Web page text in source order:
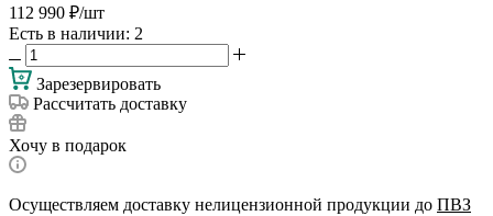
112 990 ₽/шт
Есть в наличии: 2
Зарезервировать
Рассчитать доставку
Хочу в подарок
Осуществляем доставку нелицензионной продукции до ПВЗ